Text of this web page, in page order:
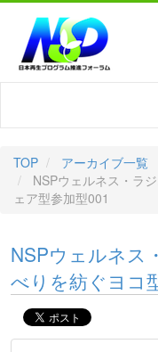
TOP
アーカイブ一覧
NSPウェルネス・ラ
ェア型参加型001
NSPウェルネス
べりを紡ぐヨコ